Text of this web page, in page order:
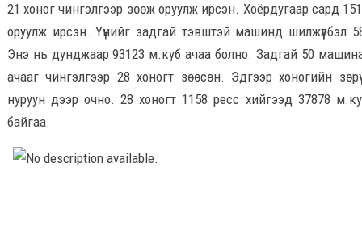
21 хоног чингэлгээр зөөж оруулж ирсэн. Хоёрдугаар сард
оруулж ирсэн. Үүнийг задгай тэвштэй машинд шилжүүлбэл
Энэ нь дунджаар 93123 м.куб ачаа болно. Задгай 50
ачааг чингэлгээр 28 хоногт зөөсөн. Эдгээр хоногийн
нуруун дээр очно. 28 хоногт 1158 ресс хийгээд 37878
байгаа.